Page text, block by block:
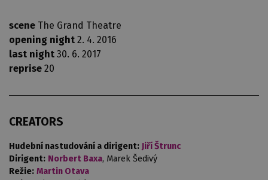
scene The Grand Theatre
opening night 2. 4. 2016
last night 30. 6. 2017
reprise 20
CREATORS
Hudební nastudování a dirigent: Jiří Štrunc
Dirigent: Norbert Baxa, Marek Šedivý
Režie: Martin Otava